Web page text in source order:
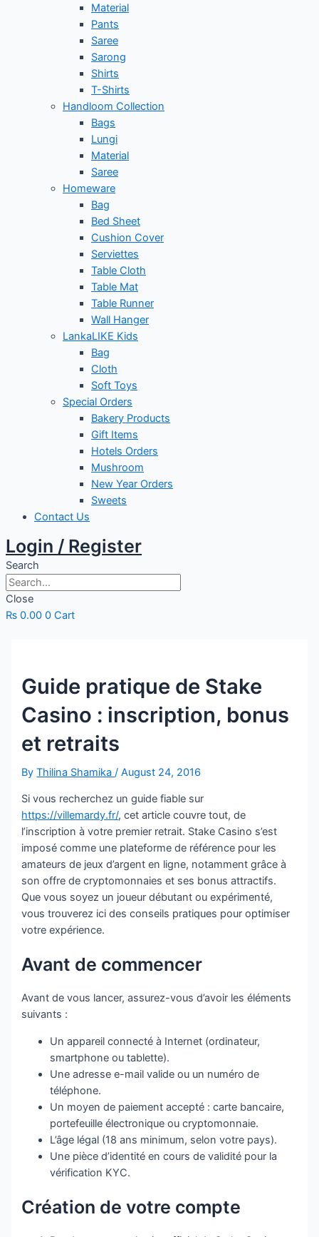
Material
Pants
Saree
Sarong
Shirts
T-Shirts
Handloom Collection
Bags
Lungi
Material
Saree
Homeware
Bag
Bed Sheet
Cushion Cover
Serviettes
Table Cloth
Table Mat
Table Runner
Wall Hanger
LankaLIKE Kids
Bag
Cloth
Soft Toys
Special Orders
Bakery Products
Gift Items
Hotels Orders
Mushroom
New Year Orders
Sweets
Contact Us
Login / Register
Search
Close
₨ 0.00 0 Cart
Guide pratique de Stake
Casino : inscription, bonus
et retraits
ByThilina Shamika/August 24, 2016
Si vous recherchez un guide fiable sur
https://villemardy.fr/, cet article couvre tout, de
l’inscription à votre premier retrait. Stake Casino s’est
imposé comme une plateforme de référence pour les
amateurs de jeux d’argent en ligne, notamment grâce à
son offre de cryptomonnaies et ses bonus attractifs.
Que vous soyez un joueur débutant ou expérimenté,
vous trouverez ici des conseils pratiques pour optimiser
votre expérience.
Avant de commencer
Avant de vous lancer, assurez-vous d’avoir les éléments
suivants :
Un appareil connecté à Internet (ordinateur,
smartphone ou tablette).
Une adresse e-mail valide ou un numéro de
téléphone.
Un moyen de paiement accepté : carte bancaire,
portefeuille électronique ou cryptomonnaie.
L’âge légal (18 ans minimum, selon votre pays).
Une pièce d’identité en cours de validité pour la
vérification KYC.
Création de votre compte